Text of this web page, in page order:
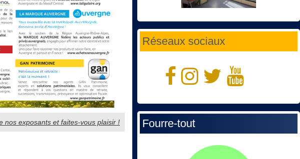
nos exposants et faites-vous plaisir !
Réseaux sociaux
Fourre-tout